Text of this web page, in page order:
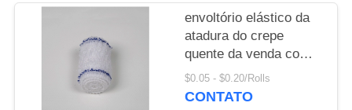
envoltório elástico da
atadura do crepe
quente da venda com
bege do fechamento do
gancho
$0.05 - $0.20/Rolls
CONTATO